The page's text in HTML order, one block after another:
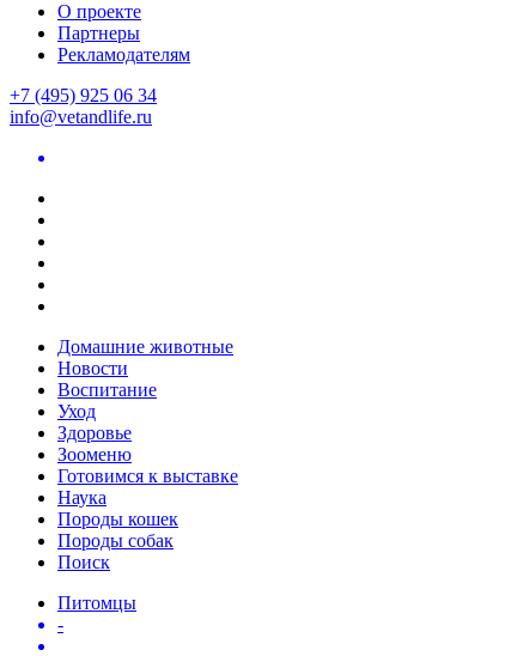
О проекте
Партнеры
Рекламодателям
+7 (495) 925 06 34
info@vetandlife.ru
Домашние животные
Новости
Воспитание
Уход
Здоровье
Зооменю
Готовимся к выставке
Наука
Породы кошек
Породы собак
Поиск
Питомцы
-